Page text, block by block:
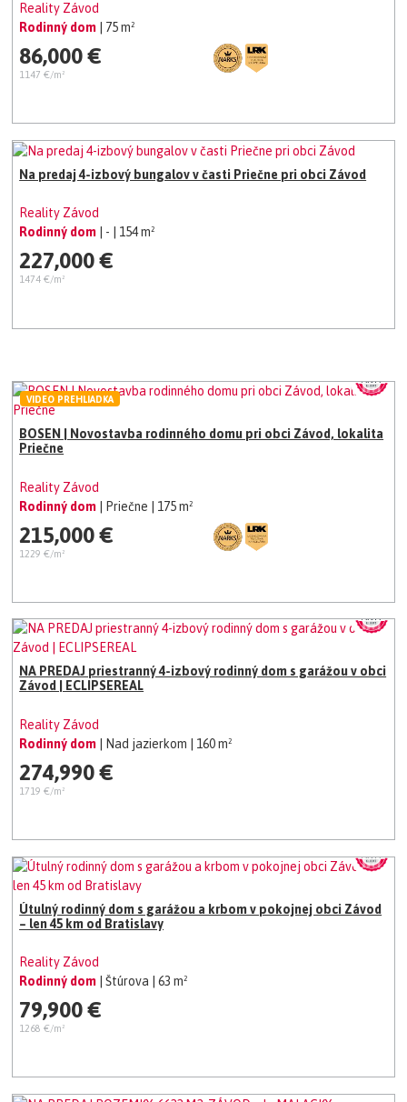
Reality Závod
Rodinný dom
| 75 m²
86,000 €
1147 €/m²
Na predaj 4-izbový bungalov v časti Priečne pri obci Závod
Reality Závod
Rodinný dom
| - | 154 m²
227,000 €
1474 €/m²
BOSEN | Novostavba rodinného domu pri obci Závod, lokalita
Priečne
Reality Závod
Rodinný dom | Priečne | 175 m²
215,000 €
1229 €/m²
VIDEO PREHLIADKA
NA PREDAJ priestranný 4-izbový rodinný dom s garážou v obci
Závod | ECLIPSEREAL
Reality Závod
Rodinný dom
| Nad jazierkom | 160 m²
274,990 €
1719 €/m²
Útulný rodinný dom s garážou a krbom v pokojnej obci Závod
– len 45 km od Bratislavy
Reality Závod
Rodinný dom
| Štúrova | 63 m²
79,900 €
1268 €/m²